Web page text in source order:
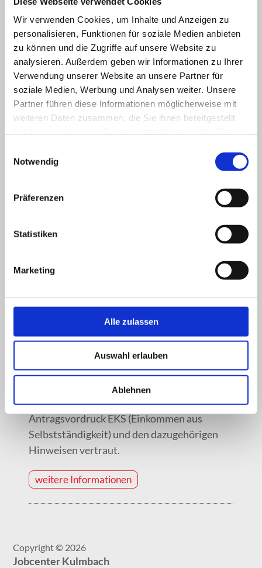
Wir verwenden Cookies, um Inhalte und Anzeigen zu
personalisieren, Funktionen für soziale Medien anbieten
zu können und die Zugriffe auf unsere Website zu
analysieren. Außerdem geben wir Informationen zu Ihrer
Verwendung unserer Website an unsere Partner für
soziale Medien, Werbung und Analysen weiter. Unsere
Partner führen diese Informationen möglicherweise mit
weiteren Daten zusammen, die Sie ihnen bereitgestellt
Notwendig
Präferenzen
Statistiken
Marketing
Alle zulassen
Auswahl erlauben
Ablehnen
Ein Betrag in Höhe von 100 Euro ist
grundsätzlich frei. Darüber hinaus bleibt ein
weiterer prozentualer Anteil
anrechnungsfrei, der sich nach der Höhe des
Bruttoeinkommens richtet.
Der Grundfreibetrag in Höhe von 100 Euro
setzt sich zusammen aus Pauschalbeträgen
für
(z.B. Hausrat- und
Werbungskosten
Selbstständigkeit
Wer selbstständig ist, muss besondere
Voraussetzungen bei einem Antrag auf
Bürgergeld beachten. Machen Sie sich
zusammen mit Ihrem Ansprechpartner beim
Jobcenter Kulmbach insbesondere mit dem
Antragsvordruck EKS (Einkommen aus
Selbstständigkeit) und den dazugehörigen
Hinweisen vertraut.
weitere Informationen
Copyright © 2026
Jobcenter Kulmbach